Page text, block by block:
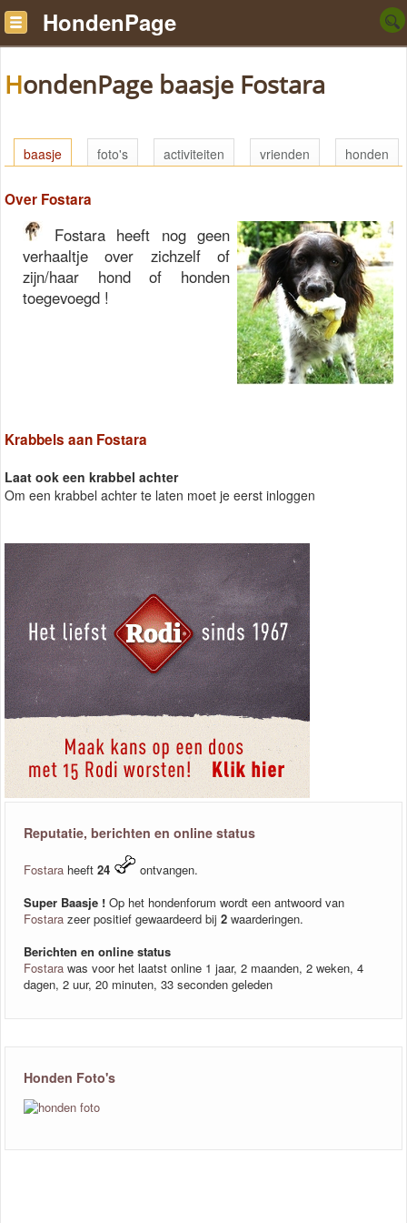
HondenPage
HondenPage baasje Fostara
baasje foto's activiteiten vrienden honden
Over Fostara
Fostara heeft nog geen
verhaaltje over zichzelf of
zijn/haar hond of honden
toegevoegd !
Krabbels aan Fostara
Laat ook een krabbel achter
Om een krabbel achter te laten moet je eerst inloggen
Reputatie, berichten en online status
Fostara heeft 24
ontvangen.
Super Baasje ! Op het hondenforum wordt een antwoord van
Fostara zeer positief gewaardeerd bij 2 waarderingen.
Berichten en online status
Fostara was voor het laatst online 1 jaar, 2 maanden, 2 weken, 4
dagen, 2 uur, 20 minuten, 33 seconden geleden
Honden Foto's